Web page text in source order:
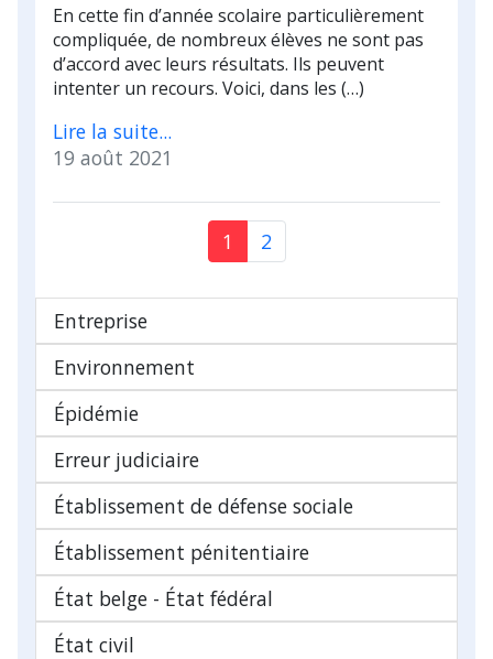
En cette fin d’année scolaire particulièrement
compliquée, de nombreux élèves ne sont pas
d’accord avec leurs résultats. Ils peuvent
intenter un recours. Voici, dans les (…)
Lire la suite...
19 août 2021
1 2
Entreprise
Environnement
Épidémie
Erreur judiciaire
Établissement de défense sociale
Établissement pénitentiaire
État belge - État fédéral
État civil